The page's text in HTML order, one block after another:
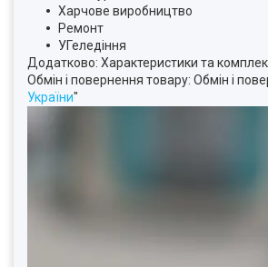
Харчове виробництво
Ремонт
УГеледіння
Додатково: Характеристики та
Обмін і повернення товару: Обмін і
України"